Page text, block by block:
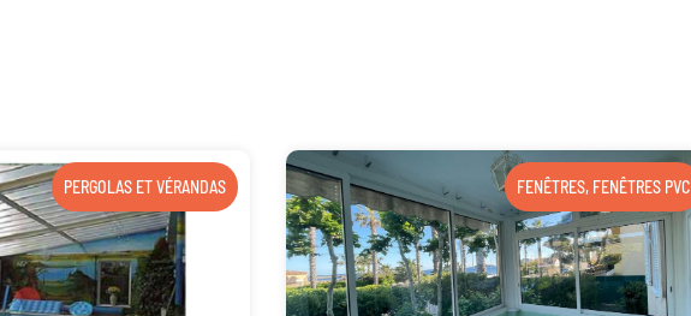
PERGOLAS ET VÉRANDAS FENÊTRES, FENÊTRES PVC